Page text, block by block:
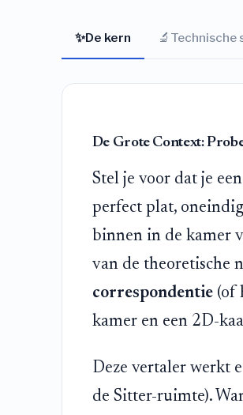
✨De kern 🔬 Technische
De Grote Context:
Stel je voor dat je
perfect plat,
binnen in de kamer
van de theoretische
correspondentie(of
kamer en een 2D-
Deze vertaler werkt
de Sitter-ruimte).